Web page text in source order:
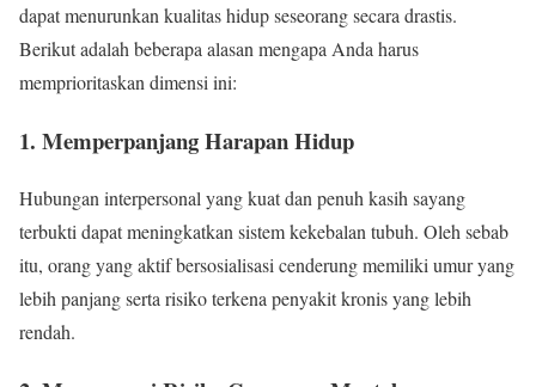
dapat menurunkan kualitas hidup seseorang secara drastis.
Berikut adalah beberapa alasan mengapa Anda harus
memprioritaskan dimensi ini:
1. Memperpanjang Harapan Hidup
Hubungan interpersonal yang kuat dan penuh kasih sayang
terbukti dapat meningkatkan sistem kekebalan tubuh. Oleh sebab
itu, orang yang aktif bersosialisasi cenderung memiliki umur yang
lebih panjang serta risiko terkena penyakit kronis yang lebih
rendah.